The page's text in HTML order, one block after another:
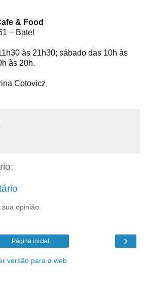
& Food
– Batel
às 21h30; sábado das 10h às
às 20h.
Cotovicz
opinião.
›
Página inicial
versão para a web